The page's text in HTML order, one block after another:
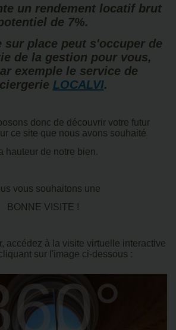
un rendement locatif brut
de 7%.
sur place peut s'occuper de
de la gestion pour vous,
exemple le service de
LOCALVI.
donc de découvrir votre futur
ce site que nous avons souhaité
hauteur de notre bien.
vous souhaitons une
BONNE VISITE !
accédez à la visite virtuelle interactive
sur l'image ci-dessous :